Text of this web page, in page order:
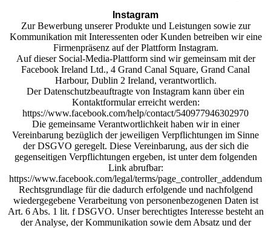
Instagram
Zur Bewerbung unserer Produkte und Leistungen sowie zur
Kommunikation mit Interessenten oder Kunden betreiben wir eine
Firmenpräsenz auf der Plattform Instagram.
Auf dieser Social-Media-Plattform sind wir gemeinsam mit der
Facebook Ireland Ltd., 4 Grand Canal Square, Grand Canal
Harbour, Dublin 2 Ireland, verantwortlich.
Der Datenschutzbeauftragte von Instagram kann über ein
Kontaktformular erreicht werden:
https://www.facebook.com/help/contact/540977946302970
Die gemeinsame Verantwortlichkeit haben wir in einer
Vereinbarung bezüglich der jeweiligen Verpflichtungen im Sinne
der DSGVO geregelt. Diese Vereinbarung, aus der sich die
gegenseitigen Verpflichtungen ergeben, ist unter dem folgenden
Link abrufbar:
https://www.facebook.com/legal/terms/page_controller_addendum
Rechtsgrundlage für die dadurch erfolgende und nachfolgend
wiedergegebene Verarbeitung von personenbezogenen Daten ist
Art. 6 Abs. 1 lit. f DSGVO. Unser berechtigtes Interesse besteht an
der Analyse, der Kommunikation sowie dem Absatz und der